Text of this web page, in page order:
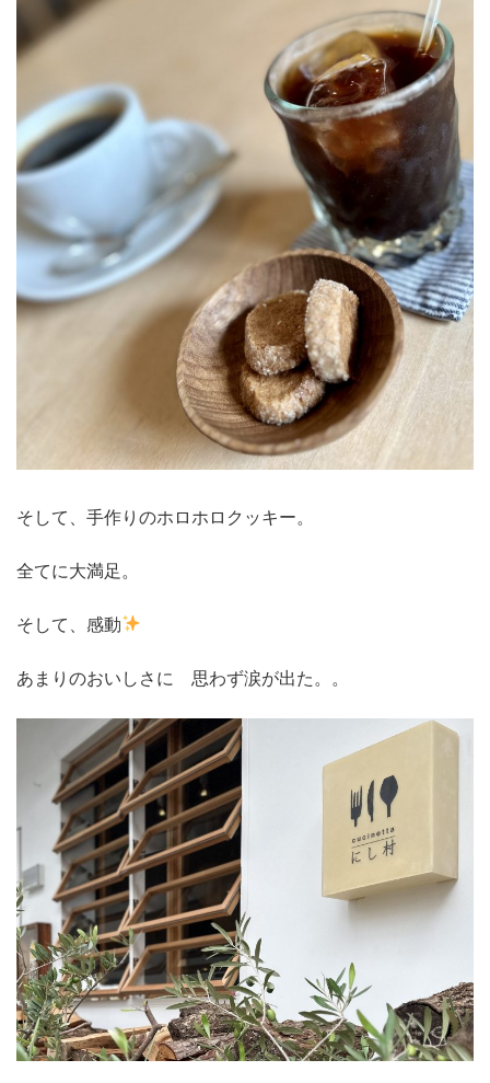
そして、手作りのホロホロクッキー。
全てに大満足。
そして、感動
あまりのおいしさに 思わず涙が出た。。